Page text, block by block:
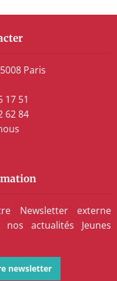
Paris
17 51
62 84
Newsletter externe
actualités Jeunes
newsletter